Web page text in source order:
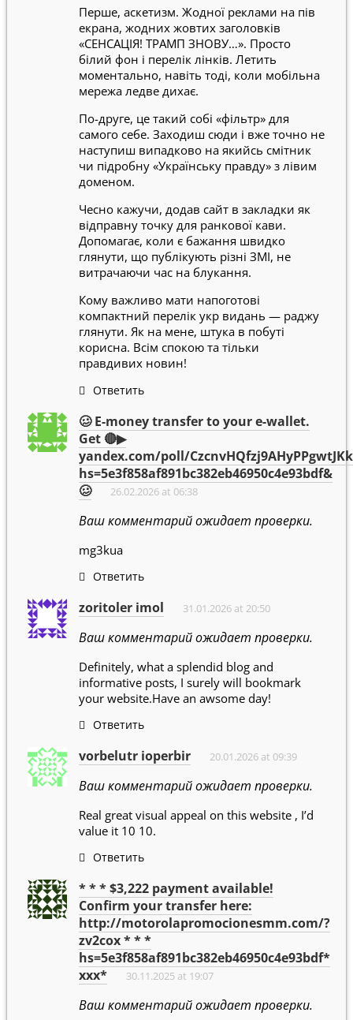
Перше, аскетизм. Жодної реклами на пів
екрана, жодних жовтих заголовків
«СЕНСАЦІЯ! ТРАМП ЗНОВУ…». Просто
білий фон і перелік лінків. Летить
моментально, навіть тоді, коли мобільна
мережа ледве дихає.
По-друге, це такий собі «фільтр» для
самого себе. Заходиш сюди і вже точно не
наступиш випадково на якийсь смітник
чи підробну «Українську правду» з лівим
доменом.
Чесно кажучи, додав сайт в закладки як
відправну точку для ранкової кави.
Допомагає, коли є бажання швидко
глянути, що публікують різні ЗМІ, не
витрачаючи час на блукання.
Кому важливо мати напоготові
компактний перелік укр видань — раджу
глянути. Як на мене, штука в побуті
корисна. Всім спокою та тільки
правдивих новин!
Ответить
🥴 E-money transfer to your e-wallet.
Get 🔴▶
yandex.com/poll/
hs=5e3f858af891bc382eb46950c4e93bdf&
🥴
26.02.2026 at 06:38
Ваш комментарий ожидает проверки.
mg3kua
Ответить
zoritoler imol 31.01.2026 at 20:50
Ваш комментарий ожидает проверки.
Definitely, what a splendid blog and
informative posts, I surely will bookmark
your website.Have an awsome day!
Ответить
vorbelutr ioperbir 20.01.2026 at 09:39
Ваш комментарий ожидает проверки.
Real great visual appeal on this website , I’d
value it 10 10.
Ответить
* * * $3,222 payment available!
Confirm your transfer here:
http://motorolapromocionesmm.com/?
zv2cox * * *
hs=5e3f858af891bc382eb46950c4e93bdf*
ххх*
30.11.2025 at 19:07
Ваш комментарий ожидает проверки.